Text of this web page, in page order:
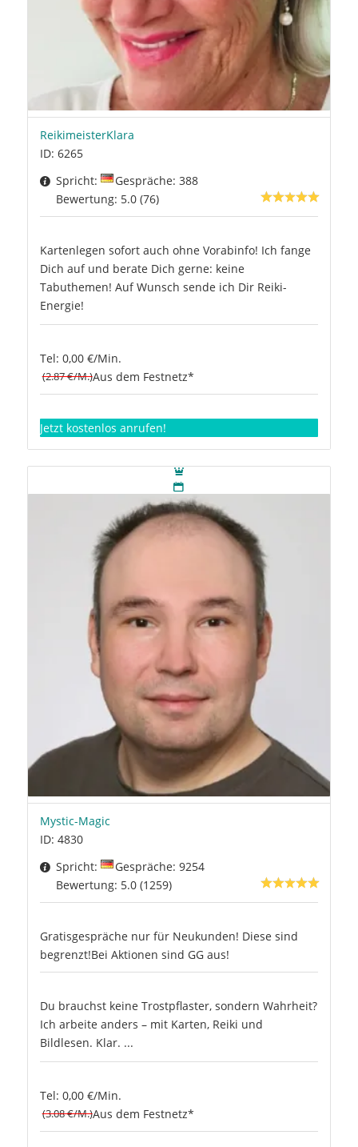
ReikimeisterKlara
ID: 6265
Spricht:
Gespräche: 388
Bewertung: 5.0 (76)
Kartenlegen sofort auch ohne Vorabinfo! Ich fange
Dich auf und berate Dich gerne: keine
Tabuthemen! Auf Wunsch sende ich Dir Reiki-
Energie!
Tel: 0,00 €/Min.
(2.87 €/M.)Aus dem Festnetz*
Jetzt kostenlos anrufen!
Mystic-Magic
ID: 4830
Spricht:
Gespräche: 9254
Bewertung: 5.0 (1259)
Gratisgespräche nur für Neukunden! Diese sind
begrenzt!Bei Aktionen sind GG aus!
Du brauchst keine Trostpflaster, sondern Wahrheit?
Ich arbeite anders – mit Karten, Reiki und
Bildlesen. Klar. ...
Tel: 0,00 €/Min.
(3.08 €/M.)Aus dem Festnetz*